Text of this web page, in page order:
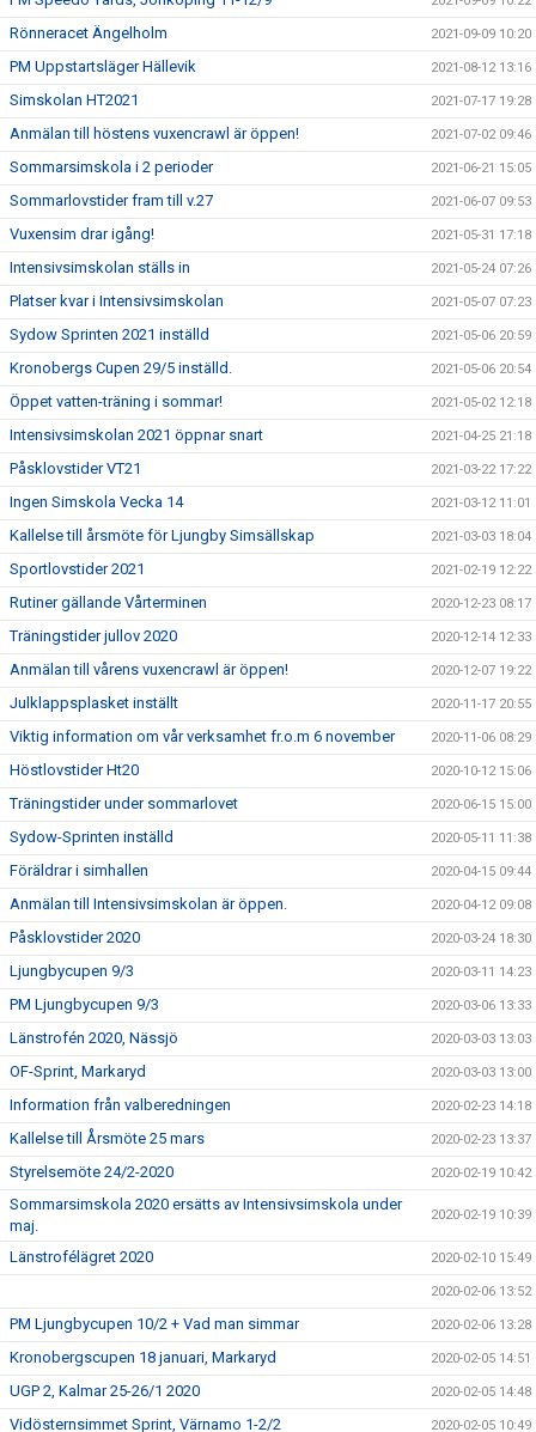
Rönneracet Ängelholm 2021-09-09 10:20
PM Uppstartsläger Hällevik 2021-08-12 13:16
Simskolan HT2021 2021-07-17 19:28
Anmälan till höstens vuxencrawl är öppen! 2021-07-02 09:46
Sommarsimskola i 2 perioder 2021-06-21 15:05
Sommarlovstider fram till v.27 2021-06-07 09:53
Vuxensim drar igång! 2021-05-31 17:18
Intensivsimskolan ställs in 2021-05-24 07:26
Platser kvar i Intensivsimskolan 2021-05-07 07:23
Sydow Sprinten 2021 inställd 2021-05-06 20:59
Kronobergs Cupen 29/5 inställd. 2021-05-06 20:54
Öppet vatten-träning i sommar! 2021-05-02 12:18
Intensivsimskolan 2021 öppnar snart 2021-04-25 21:18
Påsklovstider VT21 2021-03-22 17:22
Ingen Simskola Vecka 14 2021-03-12 11:01
Kallelse till årsmöte för Ljungby Simsällskap 2021-03-03 18:04
Sportlovstider 2021 2021-02-19 12:22
Rutiner gällande Vårterminen 2020-12-23 08:17
Träningstider jullov 2020 2020-12-14 12:33
Anmälan till vårens vuxencrawl är öppen! 2020-12-07 19:22
Julklappsplasket inställt 2020-11-17 20:55
Viktig information om vår verksamhet fr.o.m 6 november 2020-11-06 08:29
Höstlovstider Ht20 2020-10-12 15:06
Träningstider under sommarlovet 2020-06-15 15:00
Sydow-Sprinten inställd 2020-05-11 11:38
Föräldrar i simhallen 2020-04-15 09:44
Anmälan till Intensivsimskolan är öppen. 2020-04-12 09:08
Påsklovstider 2020 2020-03-24 18:30
Ljungbycupen 9/3 2020-03-11 14:23
PM Ljungbycupen 9/3 2020-03-06 13:33
Länstrofén 2020, Nässjö 2020-03-03 13:03
OF-Sprint, Markaryd 2020-03-03 13:00
Information från valberedningen 2020-02-23 14:18
Kallelse till Årsmöte 25 mars 2020-02-23 13:37
Styrelsemöte 24/2-2020 2020-02-19 10:42
Sommarsimskola 2020 ersätts av Intensivsimskola under
maj.
2020-02-19 10:39
Länstrofélägret 2020 2020-02-10 15:49
2020-02-06 13:52
PM Ljungbycupen 10/2 + Vad man simmar 2020-02-06 13:28
Kronobergscupen 18 januari, Markaryd 2020-02-05 14:51
UGP 2, Kalmar 25-26/1 2020 2020-02-05 14:48
Vidösternsimmet Sprint, Värnamo 1-2/2 2020-02-05 10:49